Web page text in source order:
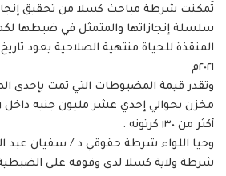
تَمكنت شرطة مباحث كسلا من تحقيق
سلسلة إنجازاتها والمتمثل في ضبطها
٢٠٢١م
وتقدر قيمة المضبوطات التي تمت بإحدى
أكثر من ١٣٠ كرتونه .
وحيا اللواء شرطة حقوقي د / سفيان عبد
شرطة ولاية كسلا لدى وقوفه على